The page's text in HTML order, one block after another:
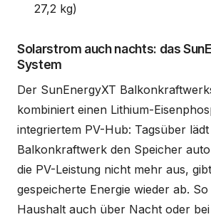
27,2 kg)
Solarstrom auch nachts: das
System
Der SunEnergyXT
kombiniert einen Lithium-
integriertem PV-Hub: Tagsüber lädt
Balkonkraftwerk den Speicher
die PV-Leistung nicht mehr aus,
gespeicherte Energie wieder ab.
Haushalt auch über Nacht oder